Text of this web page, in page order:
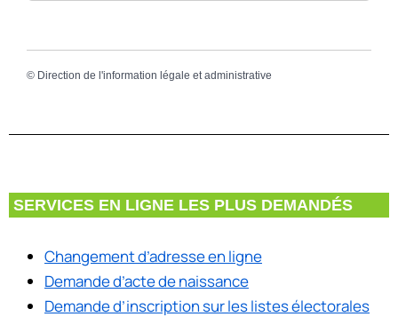
© Direction de l'information légale et administrative
SERVICES EN LIGNE LES PLUS DEMANDÉS
Changement d’adresse en ligne
Demande d’acte de naissance
Demande d’inscription sur les listes électorales